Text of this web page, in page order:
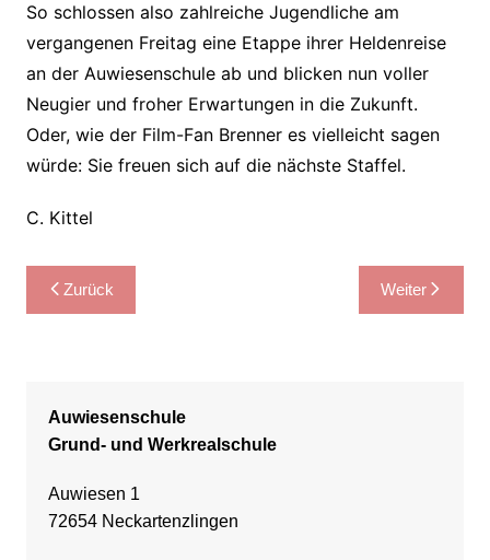
So schlossen also zahlreiche Jugendliche am
vergangenen Freitag eine Etappe ihrer Heldenreise
an der Auwiesenschule ab und blicken nun voller
Neugier und froher Erwartungen in die Zukunft.
Oder, wie der Film-Fan Brenner es vielleicht sagen
würde: Sie freuen sich auf die nächste Staffel.
C. Kittel
Beitragsnavigation
Zurück Weiter
Auwiesenschule
Grund- und Werkrealschule
Auwiesen 1
72654 Neckartenzlingen